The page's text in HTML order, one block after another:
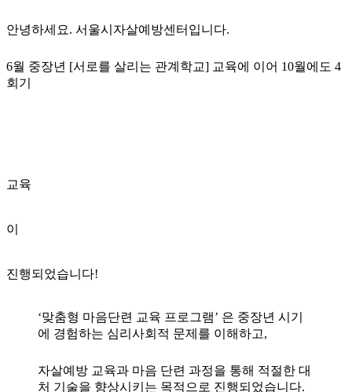
안녕하세요. 서울시자살예방센터입니다.
6월 중장년 [서로를 살리는 관계학교] 교육에 이어 10월에도 4
회기
교육
이
진행되었습니다!
‘맞춤형 마음단련 교육 프로그램’ 은 중장년 시기
에 경험하는 심리사회적 문제를 이해하고,
자살예방 교육과 마음 단련 과정을 통해 적절한 대
처 기술을 향상시키는 목적으로 진행되었습니다.